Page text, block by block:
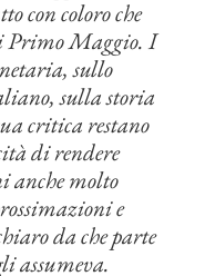
con coloro che
Primo Maggio. I
sullo
sulla storia
critica restano
di rendere
anche molto
e
da che parte
assumeva.